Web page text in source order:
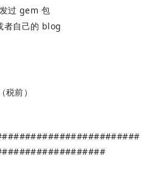
过 gem 包
者自己的 blog
前）